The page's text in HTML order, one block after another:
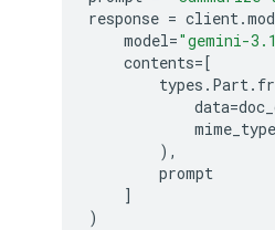
response = client.
model="gemini-
contents=[
types . Part.
data=
mime_type
),
prompt
]
)